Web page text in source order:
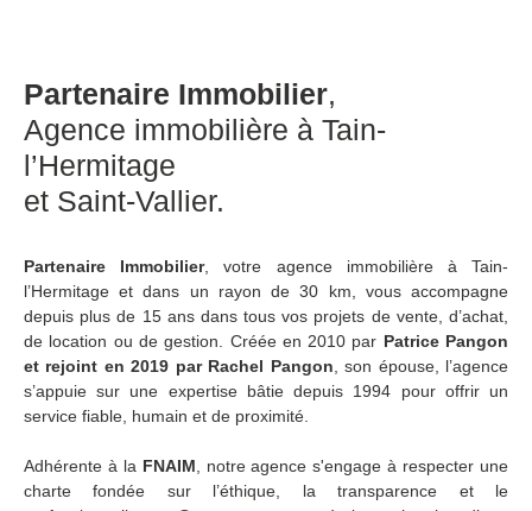
Partenaire Immobilier,
Agence immobilière à Tain-
l’Hermitage
et Saint-Vallier.
Partenaire Immobilier, votre agence immobilière à Tain-
l’Hermitage et dans un rayon de 30 km, vous accompagne
depuis plus de 15 ans dans tous vos projets de vente, d’achat,
de location ou de gestion. Créée en 2010 par Patrice Pangon
et rejoint en 2019 par Rachel Pangon , son épouse, l’agence
s’appuie sur une expertise bâtie depuis 1994 pour offrir un
service fiable, humain et de proximité.
Adhérente à la FNAIM , notre agence s'engage à respecter une
charte fondée sur l’éthique, la transparence et le